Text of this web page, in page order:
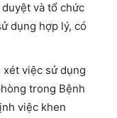
và tổ chức
dụng hợp lý, có
xét việc sử dụng
trong Bệnh
việc khen